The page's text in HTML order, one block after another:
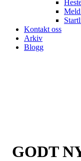
Kontakt oss
Arkiv
Blogg
GODT